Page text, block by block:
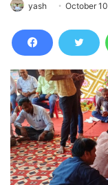
yash October